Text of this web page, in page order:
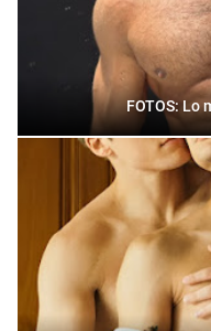
FOTOS: Lo